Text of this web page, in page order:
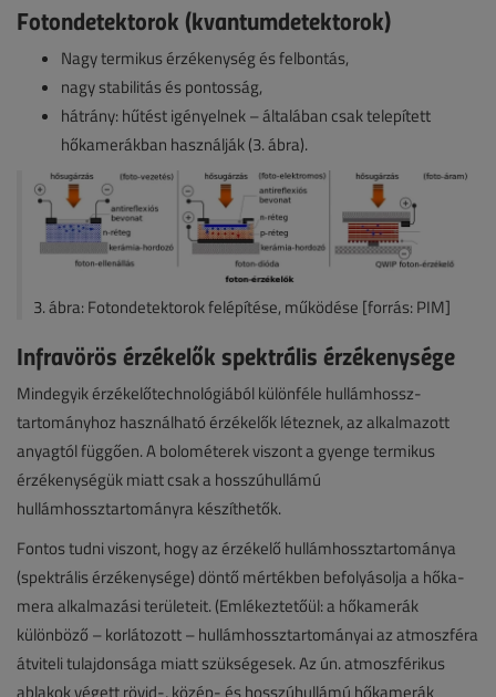
Fotondetektorok (kvantumdetektorok)
Nagy termikus érzékenység és felbontás,
nagy stabilitás és pontosság,
hátrány: hűtést igényelnek – általában csak telepített
hőkamerákban használják (3. ábra).
3. ábra: Fotondetektorok felépítése, működése [forrás: PIM]
Infravörös érzékelők spektrális érzékenysége
Mindegyik érzékelőtechnológiából különféle hullámhossz-
tartományhoz használható érzékelők léteznek, az alkalmazott
anyagtól függően. A bolométerek viszont a gyenge termikus
érzékenységük miatt csak a hosszúhullámú
hullámhossztartományra készíthetők.
Fontos tudni viszont, hogy az érzékelő hullámhossztartománya
(spektrális érzékenysége) döntő mértékben befolyásolja a hőka-
mera alkalmazási területeit. (Emlékeztetőül: a hőkamerák
különböző – korlátozott – hullámhossztartományai az atmoszféra
átviteli tulajdonsága miatt szükségesek. Az ún. atmoszférikus
ablakok végett rövid-, közép- és hosszúhullámú hőkamerák